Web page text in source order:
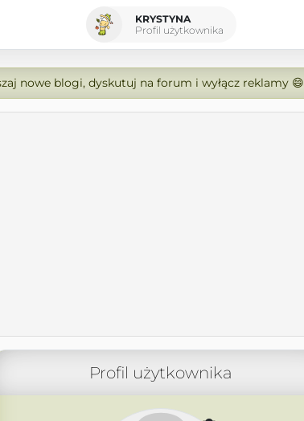
KRYSTYNA
Profil użytkownika
nowe blogi, dyskutuj na forum i wyłącz reklamy 😄
Profil użytkownika